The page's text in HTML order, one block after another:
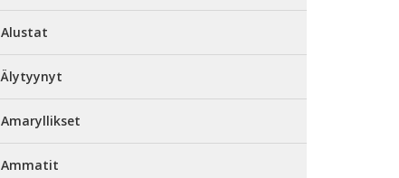
Alustat
Älytyynyt
Amaryllikset
Ammatit